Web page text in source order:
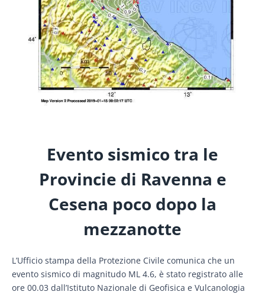
Evento sismico tra le
Provincie di Ravenna e
Cesena poco dopo la
mezzanotte
L’Ufficio stampa della Protezione Civile comunica che un
evento sismico di magnitudo ML 4.6, è stato registrato alle
ore 00.03 dall’Istituto Nazionale di Geofisica e Vulcanologia